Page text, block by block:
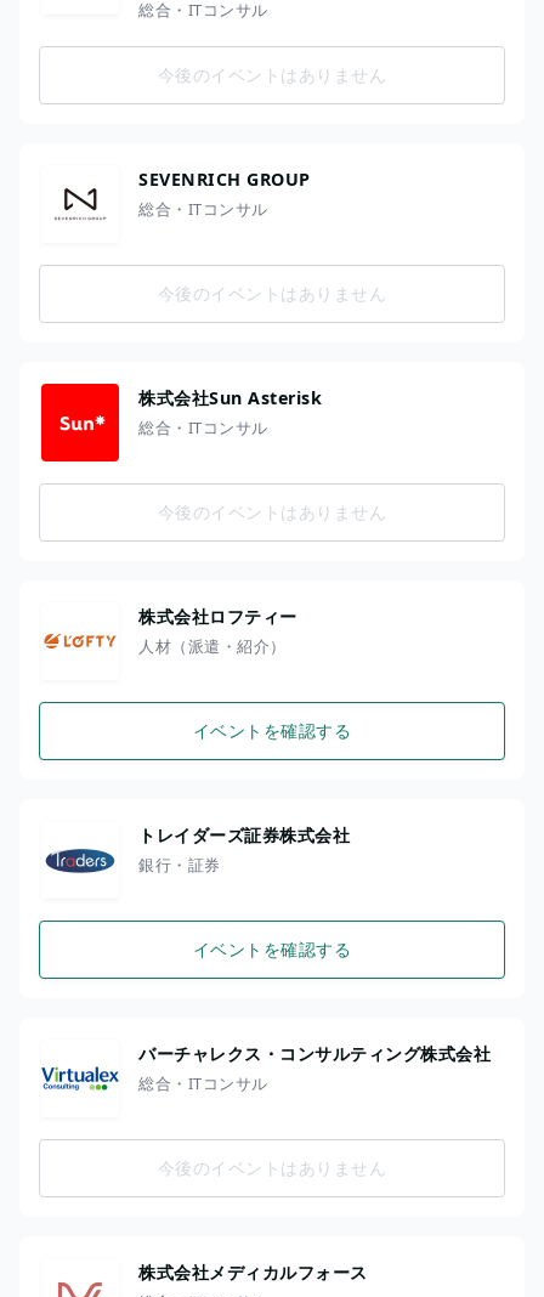
総合・ITコンサル
今後のイベントはありません
SEVENRICH GROUP
総合・ITコンサル
今後のイベントはありません
株式会社Sun Asterisk
総合・ITコンサル
今後のイベントはありません
株式会社ロフティー
人材（派遣・紹介）
イベントを確認する
トレイダーズ証券株式会社
銀行・証券
イベントを確認する
バーチャレクス・コンサルティング株式会社
総合・ITコンサル
今後のイベントはありません
株式会社メディカルフォース